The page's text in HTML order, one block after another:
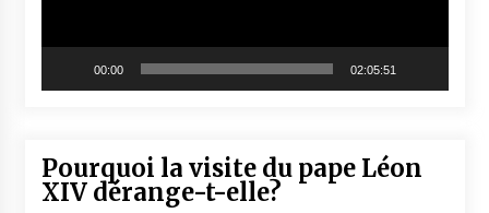
00:00 02:05:51
Pourquoi la visite du pape Léon
XIV dérange-t-elle?